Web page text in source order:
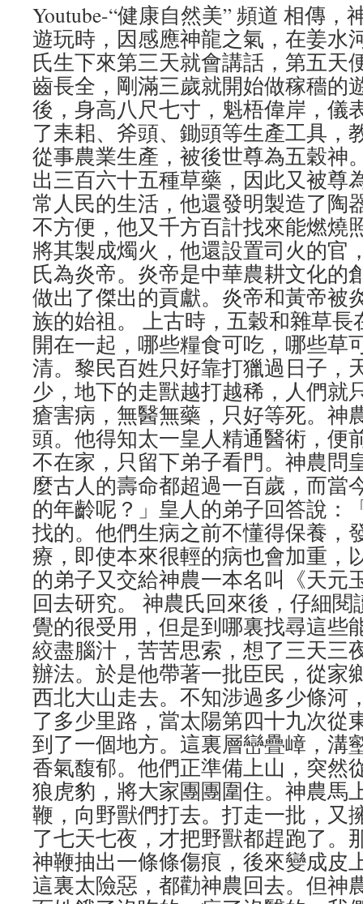
Youtube-“健康自然美” 頻道 相傳，
遊玩時，因感應神龍之氣，在姜水
氏生下來第三天就會講話，第五天
齒長全，剛滿三歲就開始做稼穡的
後，身高八尺七寸，魁梧偉岸，儀
了耒耜、斧頭、鋤頭等生產工具，
從事農業生產，被後世尊為五穀神
出三百六十五種草藥，因此又被尊
常人民的生活，他還發明製造了陶
不方便，他又千方百計找來能燃燒
將其製成燭火，他還設置司火的官
氏為炎帝。炎帝是中華農耕文化的
做出了傑出的貢獻。炎帝和黃帝被
族的始祖。 上古時，五穀和雜草
開在一起，哪些糧食可吃，哪些草
清。黎民百姓只好靠打獵過日子，
少，地下的走獸越打越稀，人們就
瘡害病，無醫無藥，只好等死。神
頭。他得知太一皇人精通醫術，便
不在家，只留下弟子看門。神農問
麼古人的壽命都超過一百歲，而當
的年齡呢？」皇人的弟子回答說：
找的。他們生病之前不懂得保養，
療，即使本來很輕的病也會加重，
的弟子又交給神農一本名叫《天元
回去研究。 神農氏回來後，仔細
覺的很受用，但是到哪裏找尋這些
絞盡腦汁，苦苦思索，想了三天三
辦法。於是他帶著一批臣民，從家
西北大山走去。不知涉過多少條河
了多少里路，當太陽第四十九次從
到了一個地方。這裏層巒疊嶂，溝
香氣馥郁。他們正準備上山，突然
狼虎豹，將大家團團圍住。神農馬
鞭，向野獸們打去。打走一批，又
了七天七夜，才把野獸都趕跑了。
神鞭抽出一條條傷痕，後來變成皮
這裏太險惡，都勸神農回去。但神